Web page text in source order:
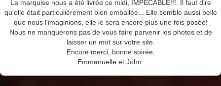
VERRIERE D'ATELIER
catalogues telechargeable
possibilité de réalisation
isolation par exterieur
La marquise nous a été livrée ce midi, IMPECABLE!!!. Il faut dire
qu'elle était particulièrement bien emballée... Elle semble aussi belle
que nous l'imaginions, elle le sera encore plus une fois posée!
Nous ne manquerons pas de vous faire parvenir les photos et de
laisser un mot sur votre site.
Encore merci, bonne soirée,
Emmanuelle et John.